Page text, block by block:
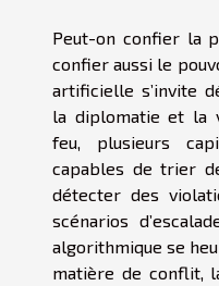
Peut-on confier la
confier aussi le
artificielle s’invite
la diplomatie et la
feu, plusieurs
capables de trier
détecter des
scénarios
algorithmique se
matière de conflit,